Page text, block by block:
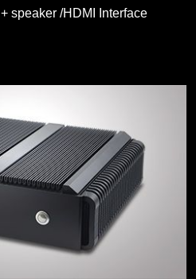
+ speaker /HDMI Interface